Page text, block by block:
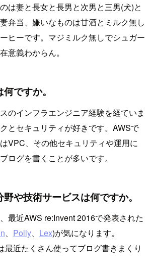
は妻と長女と長男と次男と三男(犬)と
弁当、嫌いなものは甘酒とミルク無し
ヒーです。マジミルク無しでシュガー
意義わからん。
ですか。
のインフラエンジニア経験を経ていま
とセキュリティが好きです。AWSで
VPC、その他セキュリティや運用に
ログを書くことが多いです。
や技術サービスは何ですか。
最近AWS re:Invent 2016で発表された
、 Polly、 Lex)が気になります。
最近たくさん使ってブログ書きまくり